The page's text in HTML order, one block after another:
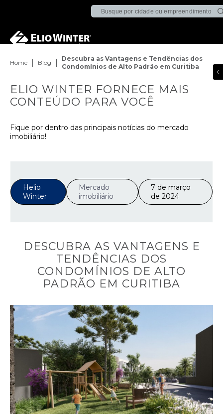
Home Blog
Descubra as Vantagens e Tendências dos
Condomínios de Alto Padrão em Curitiba
ELIO WINTER FORNECE MAIS
CONTEÚDO PARA VOCÊ
Fique por dentro das principais notícias do mercado
imobiliário!
Helio
Winter
Mercado
imobiliário
7 de março
de 2024
DESCUBRA AS VANTAGENS E
TENDÊNCIAS DOS
CONDOMÍNIOS DE ALTO
PADRÃO EM CURITIBA